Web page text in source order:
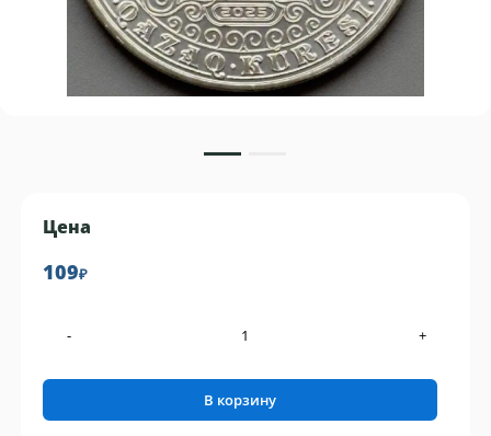
Цена
109₽
- +
В корзину